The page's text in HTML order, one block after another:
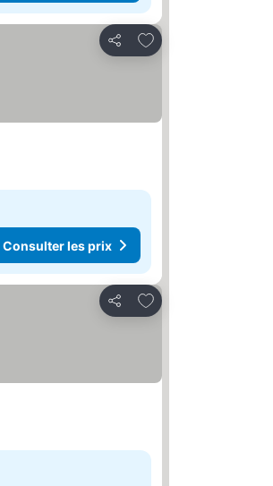
Partager
Ajouter à mes favoris
Consulter les prix
Partager
Ajouter à mes favoris